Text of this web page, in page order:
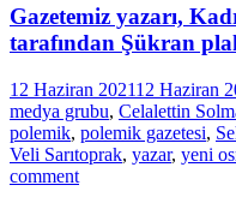
Gazetemiz yazarı,
tarafından Şükran
12 Haziran 202112 Haziran
medya grubu, Celalettin
polemik, polemik gazetesi,
Veli Sarıtoprak, yazar, yeni
comment